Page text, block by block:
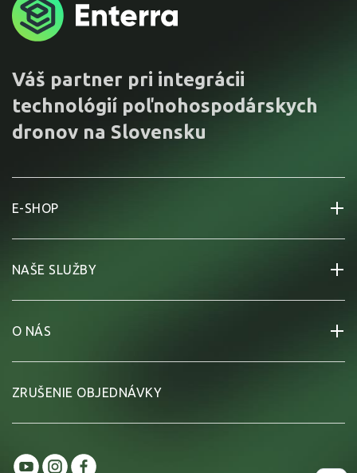
Váš partner pri integrácii
technológií poľnohospodárskych
dronov na Slovensku
E-SHOP
NAŠE SLUŽBY
O NÁS
ZRUŠENIE OBJEDNÁVKY